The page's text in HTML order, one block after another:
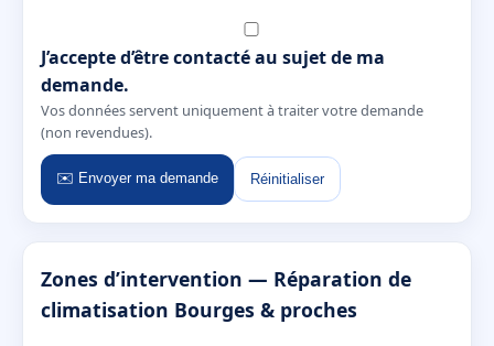
J’accepte d’être contacté au sujet de ma
demande.
Vos données servent uniquement à traiter votre demande
(non revendues).
✉️ Envoyer ma demande Réinitialiser
Zones d’intervention — Réparation de
climatisation Bourges & proches